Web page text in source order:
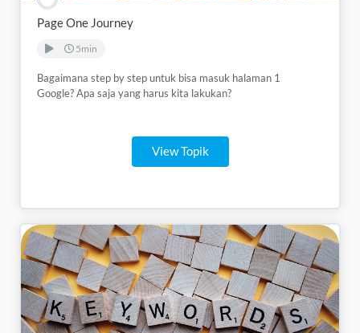
Page One Journey
5min
Bagaimana step by step untuk bisa masuk halaman 1
Google? Apa saja yang harus kita lakukan?
View Topik